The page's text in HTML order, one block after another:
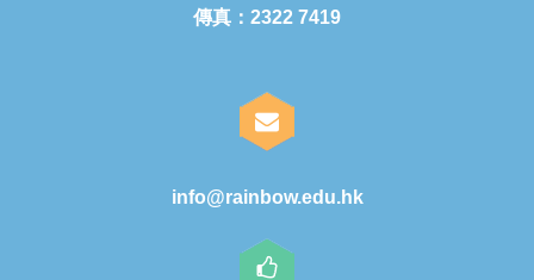
傳真：2322 7419
info@rainbow.edu.hk